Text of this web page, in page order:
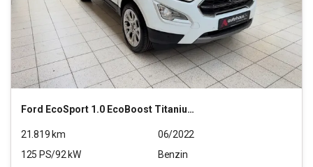
Ford EcoSport 1.0 EcoBoost Titanium Start/Stopp (EURO 6
21.819 km
06/2022
125 PS/92 kW
Benzin